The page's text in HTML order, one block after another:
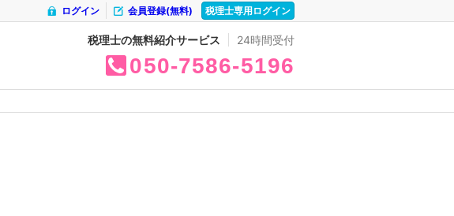
税理士専用ログイン
会員登録(無料)
ログイン
税理士の無料紹介サービス 24時間受付
050 7586 5196